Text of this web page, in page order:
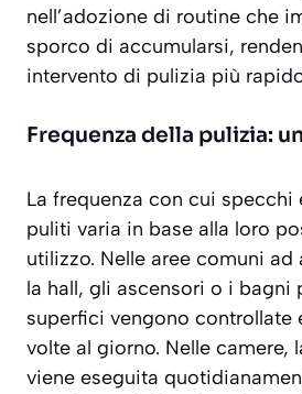
nell’adozione di routine che
sporco di accumularsi,
intervento di pulizia più
Frequenza della pulizia:
La frequenza con cui specchi
puliti varia in base alla loro
utilizzo. Nelle aree comuni
la hall, gli ascensori o i bagni
superfici vengono controllate
volte al giorno. Nelle camere,
viene eseguita